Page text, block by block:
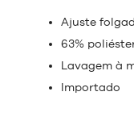
Ajuste
63%
Lavagem à
Importado